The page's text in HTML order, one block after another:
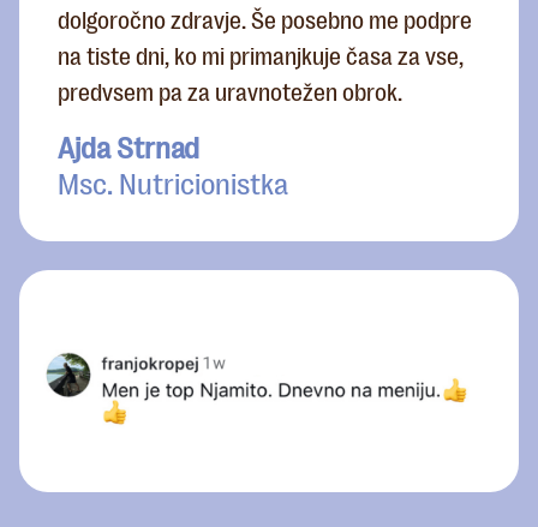
dolgoročno zdravje. Še posebno me podpre
na tiste dni, ko mi primanjkuje časa za vse,
predvsem pa za uravnotežen obrok.
Ajda Strnad
Msc. Nutricionistka